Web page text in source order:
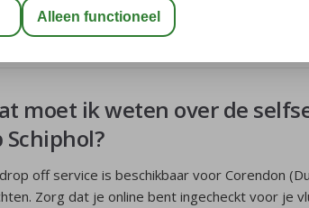
Tagged:Schiphol
moet ik weten over de
Schiphol?
off service is beschikbaar voor Corendon
Zorg dat je online bent ingecheckt voor je